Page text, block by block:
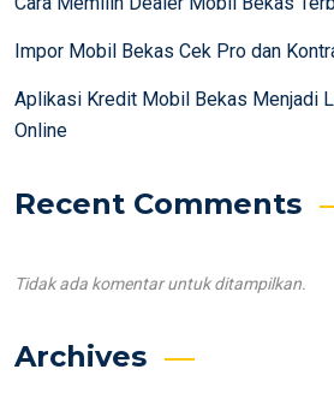
Impor Mobil Bekas Cek Pro dan
Aplikasi Kredit Mobil Bekas Menjadi
Online
Recent Comments
Tidak ada komentar untuk ditampilkan.
Archives